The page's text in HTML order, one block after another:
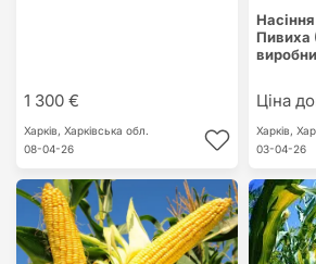
1 300 €
Харків, Харківська обл.
08-04-26
Пивиха
Ціна
Харків,
03-04-26